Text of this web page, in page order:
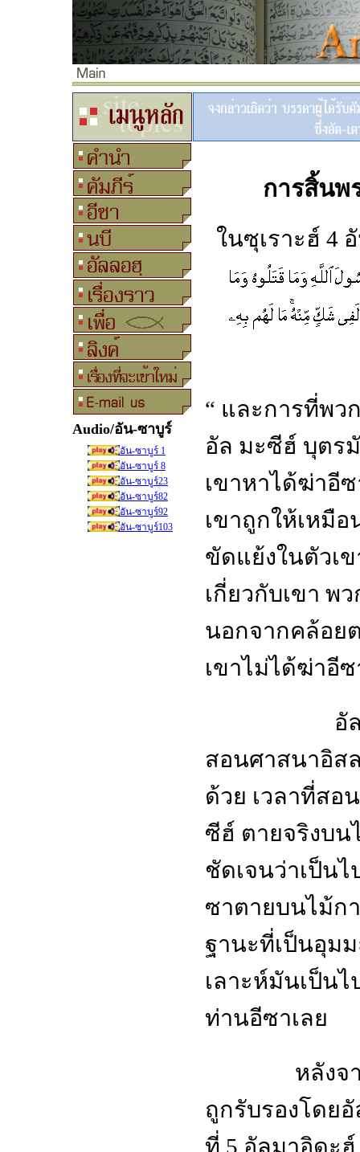
Audio/อัน-ซาบูร์
อัน-ซาบูร์ 1
อัน-ซาบูร์ 8
อัน-ซาบูร์23
อัน-ซาบูร์82
อัน-ซาบูร์92
อัน-ซาบูร์103
การสิ้นพ
ในซุเราะฮ์ 4
“ และการที่พว
อัล มะซีฮ์ บุตร
เขาหาได้ฆ่าอี
เขาถูกให้เหมื
ขัดแย้งในตัวเ
เกี่ยวกับเขา พ
นอกจากคล้อย
เขาไม่ได้ฆ่า
อัลกรุอาน
สอนศาสนาอิส
ด้วย เวลาที่สอ
ซีฮ์ ตายจริงบน
ชัดเจนว่าเป็น
ซาตายบนไม้ก
ฐานะที่เป็นอุม
เลาะห์มันเป็น
ท่านอีซาเลย
หลังจากที่เ
ถูกรับรองโดย
ที่ 5 อัลมาอิดะ